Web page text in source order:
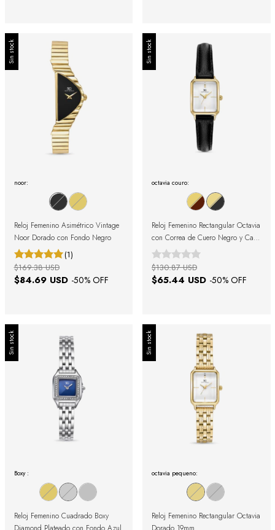
Sin stock
noor:
Reloj Femenino Asimétrico Vintage
Noor Dorado con Fondo Negro
(1)
$84.69 USD -50% OFF
$169.38 USD
Sin stock
octavia couro:
Reloj Femenino Rectangular Octavia
con Correa de Cuero Negro y Caja
Dorada 19mm
$65.44 USD -50% OFF
$130.87 USD
Sin stock
Boxy :
Reloj Femenino Cuadrado Boxy
Sin stock
octavia pequeno:
Reloj Femenino Rectangular Octavia